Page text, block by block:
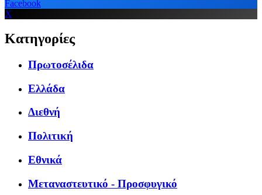
Facebook
X
Κατηγορίες
Πρωτοσέλιδα
Ελλάδα
Διεθνή
Πολιτική
Εθνικά
Μεταναστευτικό - Προσφυγικό